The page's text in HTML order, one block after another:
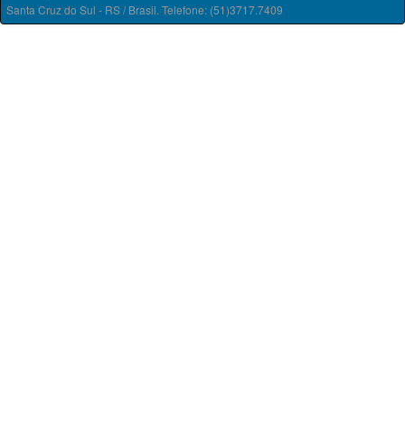
Santa Cruz do Sul - RS / Brasil. Telefone: (51)3717.7409